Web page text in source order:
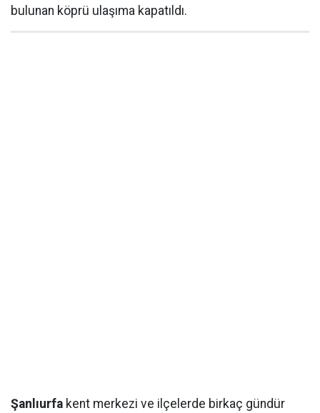
bulunan köprü ulaşıma kapatıldı.
Şanlıurfa kent merkezi ve ilçelerde birkaç gündür